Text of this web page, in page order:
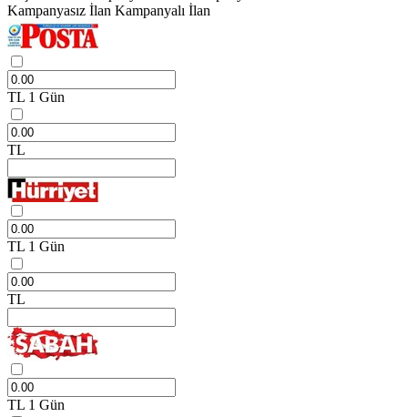
Kampanyasız İlan Kampanyalı İlan
TL 1 Gün
TL
TL 1 Gün
TL
TL 1 Gün